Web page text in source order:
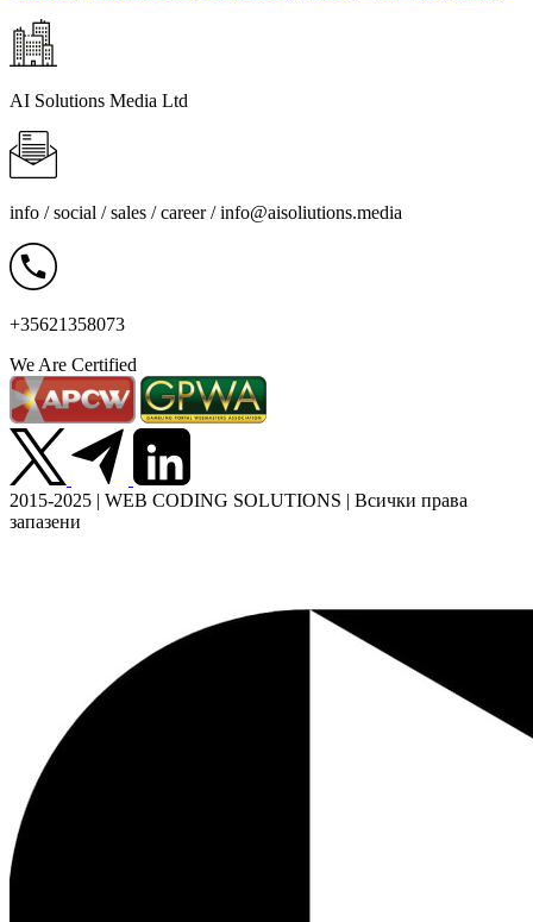
AI Solutions Media Ltd
info / social / sales / career /info@aisoliutions.media
+35621358073
We Are Certified
2015-2025 | WEB CODING SOLUTIONS | Всички права
запазени